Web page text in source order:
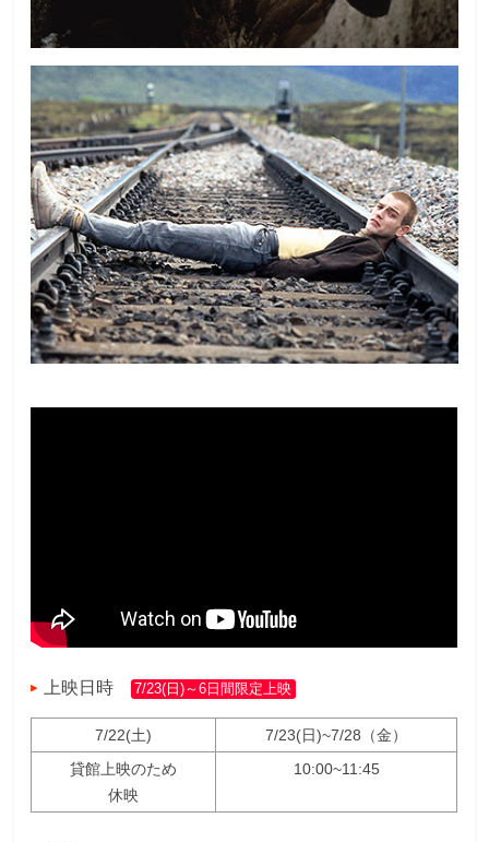
上映日時 7/23(日)～6日間限定上映
7/22(土)
7/23(日)~7/28（金）
貸館上映のため
休映
10:00~11:45